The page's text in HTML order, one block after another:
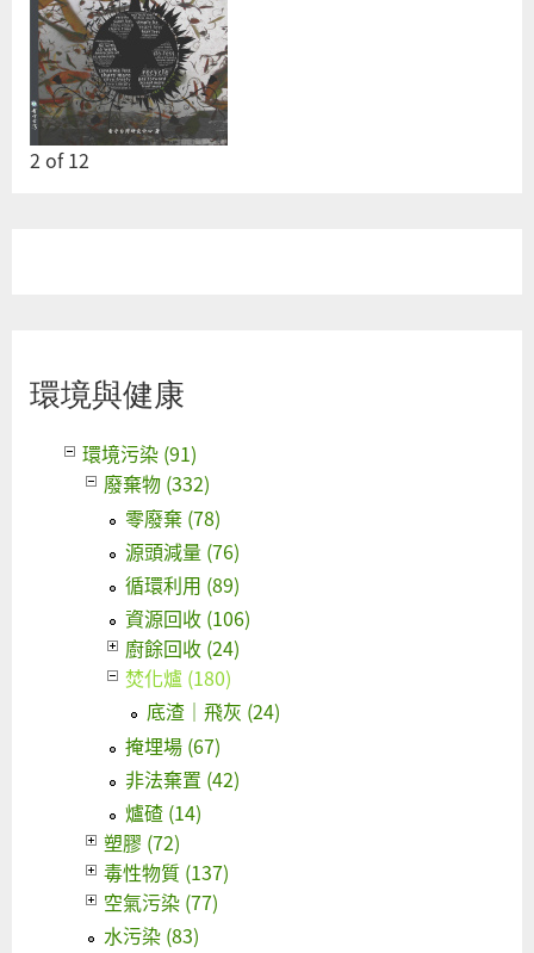
2 of12
環境與健康
環境污染 (91)
廢棄物 (332)
零廢棄 (78)
源頭減量 (76)
循環利用 (89)
資源回收 (106)
廚餘回收 (24)
焚化爐 (180)
底渣｜飛灰 (24)
掩埋場 (67)
非法棄置 (42)
爐碴 (14)
塑膠 (72)
毒性物質 (137)
空氣污染 (77)
水污染 (83)